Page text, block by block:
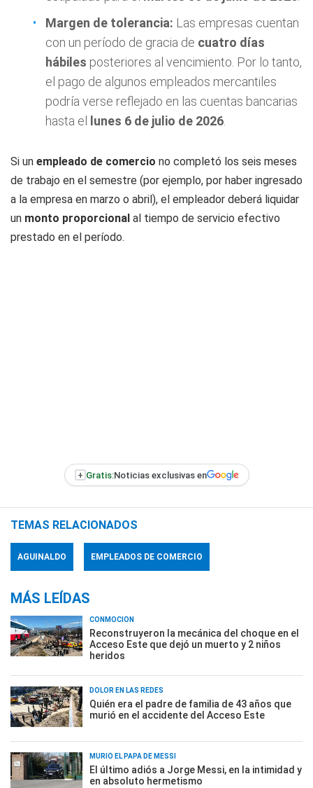
Margen de tolerancia: Las empresas cuentan
con un período de gracia de cuatro días
hábiles posteriores al vencimiento. Por lo tanto,
el pago de algunos empleados mercantiles
podría verse reflejado en las cuentas bancarias
hasta el
lunes 6 de julio de 2026
Si un empleado de comercio no completó los seis meses
de trabajo en el semestre (por ejemplo, por haber ingresado
a la empresa en marzo o abril), el empleador deberá liquidar
un monto proporcional al tiempo de servicio efectivo
prestado en el período.
+ Gratis:Noticias exclusivas en
TEMAS RELACIONADOS
AGUINALDO EMPLEADOS DE COMERCIO
MÁS LEÍDAS
CONMOCIÓN
Reconstruyeron la mecánica del choque en el
Acceso Este que dejó un muerto y 2 niños
heridos
DOLOR EN LAS REDES
Quién era el padre de familia de 43 años que
murió en el accidente del Acceso Este
MURIÓ EL PAPÁ DE MESSI
El último adiós a Jorge Messi, en la intimidad y
en absoluto hermetismo